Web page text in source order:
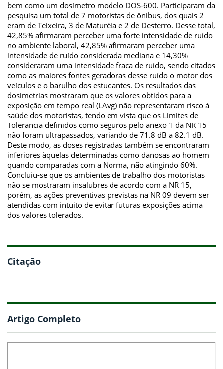
bem como um dosímetro modelo DOS-600. Participaram da
pesquisa um total de 7 motoristas de ônibus, dos quais 2
eram de Teixeira, 3 de Maturéia e 2 de Desterro. Desse total,
42,85% afirmaram perceber uma forte intensidade de ruído
no ambiente laboral, 42,85% afirmaram perceber uma
intensidade de ruído considerada mediana e 14,30%
consideraram uma intensidade fraca de ruído, sendo citados
como as maiores fontes geradoras desse ruído o motor dos
veículos e o barulho dos estudantes. Os resultados das
dosimetrias mostraram que os valores obtidos para a
exposição em tempo real (LAvg) não representaram risco à
saúde dos motoristas, tendo em vista que os Limites de
Tolerância definidos como seguros pelo anexo 1 da NR 15
não foram ultrapassados, variando de 71.8 dB a 82.1 dB.
Deste modo, as doses registradas também se encontraram
inferiores àquelas determinadas como danosas ao homem
quando comparadas com a Norma, não atingindo 60%.
Concluiu-se que os ambientes de trabalho dos motoristas
não se mostraram insalubres de acordo com a NR 15,
porém, as ações preventivas previstas na NR 09 devem ser
atendidas com intuito de evitar futuras exposições acima
dos valores tolerados.
Citação
Artigo Completo